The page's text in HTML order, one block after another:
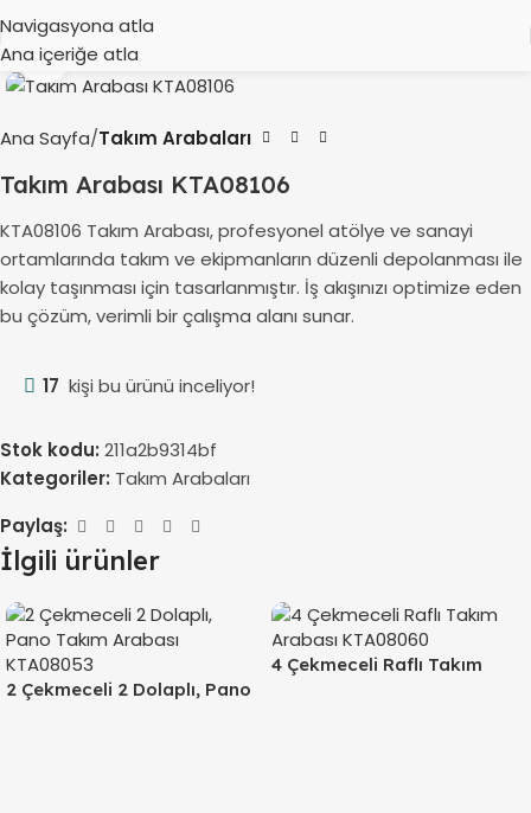
Navigasyona atla
Ana içeriğe atlaBüyütmek için tıklayın
Ana Sayfa Takım Arabaları
Takım Arabası KTA08106
KTA08106 Takım Arabası, profesyonel atölye ve sanayi
ortamlarında takım ve ekipmanların düzenli depolanması ile
kolay taşınması için tasarlanmıştır. İş akışınızı optimize eden
bu çözüm, verimli bir çalışma alanı sunar.
17 kişi bu ürünü inceliyor!
Stok kodu: 211a2b9314bf
Kategoriler: Takım Arabaları
Paylaş:
İlgili ürünler
2 Çekmeceli 2 Dolaplı, Pano
4 Çekmeceli Raflı Takım